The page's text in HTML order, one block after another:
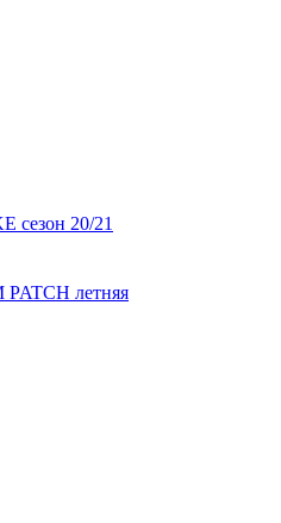
сезон 20/21
PATCH летняя